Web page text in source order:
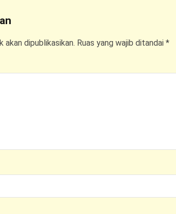
akan dipublikasikan. Ruas yang wajib ditandai *